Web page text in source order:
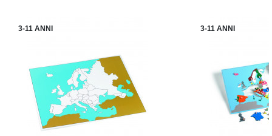
3-11 ANNI 3-11 ANNI